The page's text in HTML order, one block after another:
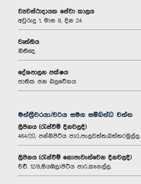
ව්‍යවස්ථාදායක සේවා කාලය
අවුරුදු 1, මාස 8, දින 24
වෘත්තිය
නීතිඥ
දේශපාලන පක්ෂය
ජාතික ජන බලවේගය
මන්ත්‍රීවරයා/වරිය සමග සම්බන්ධ වන්න
ලිපිනය (රැස්වීම් දිනවලදී)
464/20, පන්නිපිටිය පාර,පැලවත්ත,බත්තරමුල්ල.
ලිපිනය (රැස්වීම් නොපැවැත්වෙන දිනවලදී)
එච්. 12/8,සියඹලාපිටිය පාර,කෑගල්ල.